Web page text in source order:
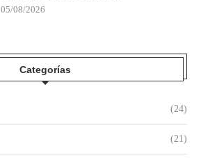
05/08/2026
Categorías
(24)
(21)